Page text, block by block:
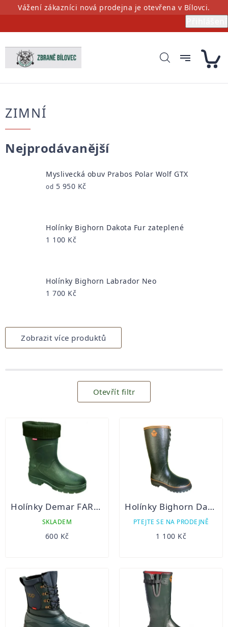
PřejítVážení zákazníci nová prodejna je otevřena v Bílovci.
ZIMNÍ
Nejprodávanější
Myslivecká obuv Prabos Polar Wolf GTX
od 5 950 Kč
Holínky Bighorn Dakota Fur zateplené
1 100 Kč
Holínky Bighorn Labrador Neo
1 700 Kč
Zobrazit více produktů
Otevřít filtr
produktů
Holínky Demar FARMER
SKLADEM
600 Kč
Holínky Bighorn Dakota Fur zateplené
PTEJTE SE NA PRODEJNĚ
1 100 Kč